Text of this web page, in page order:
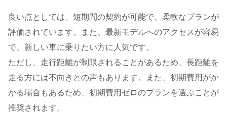
良い点としては、短期間の契約が可能で、柔軟なプランが
評価されています。また、最新モデルへのアクセスが容易
で、新しい車に乗りたい方に人気です。
ただし、走行距離が制限されることがあるため、長距離を
走る方には不向きとの声もあります。また、初期費用がか
かる場合もあるため、初期費用ゼロのプランを選ぶことが
推奨されます。